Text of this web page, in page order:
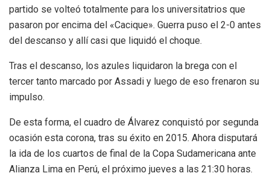
partido se volteó totalmente para los universitatrios que
pasaron por encima del «Cacique». Guerra puso el 2-0 antes
del descanso y allí casi que liquidó el choque.
Tras el descanso, los azules liquidaron la brega con el
tercer tanto marcado por Assadi y luego de eso frenaron su
impulso.
De esta forma, el cuadro de Álvarez conquistó por segunda
ocasión esta corona, tras su éxito en 2015. Ahora disputará
la ida de los cuartos de final de la Copa Sudamericana ante
Alianza Lima en Perú, el próximo jueves a las 21:30 horas.